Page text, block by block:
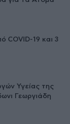
COVID-19 και 3
Υγείας της
Γεωργιάδη